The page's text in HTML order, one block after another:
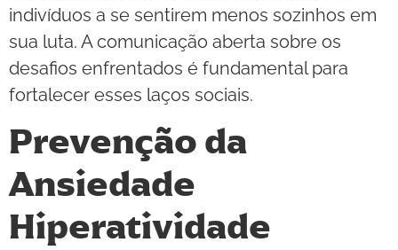
indivíduos a se sentirem menos sozinhos em
sua luta. A comunicação aberta sobre os
desafios enfrentados é fundamental para
fortalecer esses laços sociais.
Prevenção da
Ansiedade
Hiperatividade